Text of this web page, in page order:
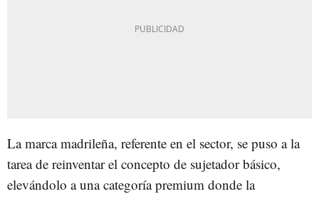
La marca madrileña, referente en el sector, se puso a la
tarea de reinventar el concepto de sujetador básico,
elevándolo a una categoría premium donde la